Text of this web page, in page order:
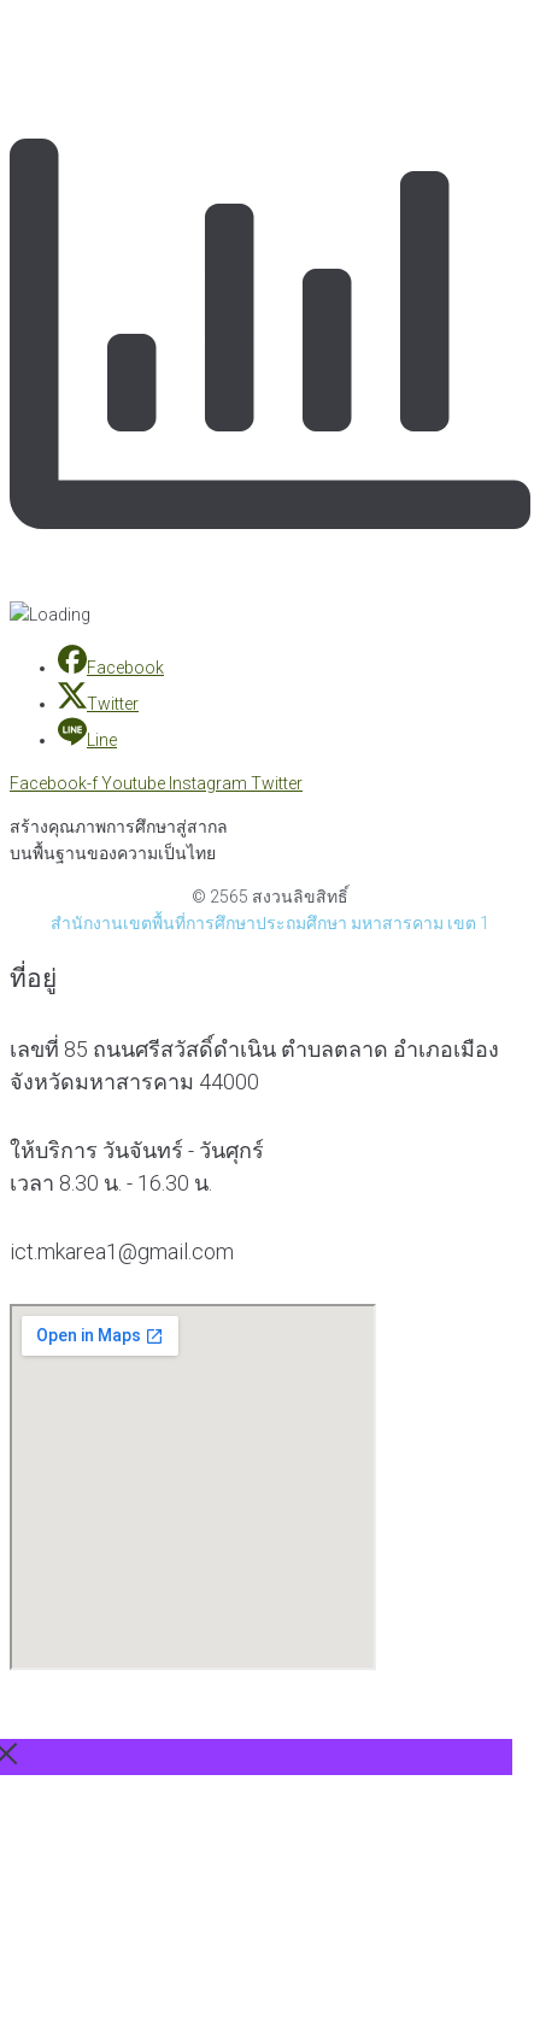
Facebook
Twitter
Line
Facebook-fYoutube Instagram Twitter
สร้างคุณภาพการศึกษาสู่สากล
บนพื้นฐานของความเป็นไทย
© 2565 สงวนลิขสิทธิ์
สำนักงานเขตพื้นที่การศึกษาประถมศึกษา มหาสารคาม เขต 1
ที่อยู่
เลขที่ 85 ถนนศรีสวัสดิ์ดำเนิน ตำบลตลาด อำเภอเมือง
จังหวัดมหาสารคาม 44000
ให้บริการ วันจันทร์ - วันศุกร์
เวลา 8.30 น. - 16.30 น.
ict.mkarea1@gmail.com